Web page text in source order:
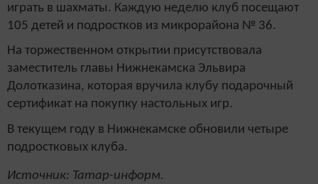
играть в шахматы. Каждую неделю клуб посещают
105 детей и подростков из микрорайона № 36.
На торжественном открытии присутствовала
заместитель главы Нижнекамска Эльвира
Долотказина, которая вручила клубу подарочный
сертификат на покупку настольных игр.
В текущем году в Нижнекамске обновили четыре
подростковых клуба.
Источник: Татар-информ.